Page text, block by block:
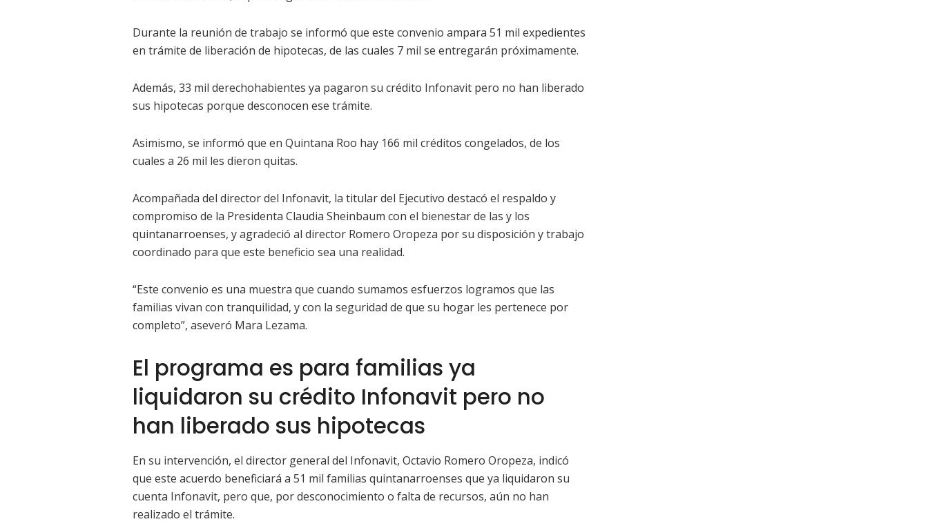
Durante la reunión de trabajo se informó que este convenio ampara 51 mil expedientes
en trámite de liberación de hipotecas, de las cuales 7 mil se entregarán próximamente.
Además, 33 mil derechohabientes ya pagaron su crédito Infonavit pero no han liberado
sus hipotecas porque desconocen ese trámite.
Asimismo, se informó que en Quintana Roo hay 166 mil créditos congelados, de los
cuales a 26 mil les dieron quitas.
Acompañada del director del Infonavit, la titular del Ejecutivo destacó el respaldo y
compromiso de la Presidenta Claudia Sheinbaum con el bienestar de las y los
quintanarroenses, y agradeció al director Romero Oropeza por su disposición y trabajo
coordinado para que este beneficio sea una realidad.
“Este convenio es una muestra que cuando sumamos esfuerzos logramos que las
familias vivan con tranquilidad, y con la seguridad de que su hogar les pertenece por
completo”, aseveró Mara Lezama.
El programa es para familias ya
liquidaron su crédito Infonavit pero no
han liberado sus hipotecas
En su intervención, el director general del Infonavit, Octavio Romero Oropeza, indicó
que este acuerdo beneficiará a 51 mil familias quintanarroenses que ya liquidaron su
cuenta Infonavit, pero que, por desconocimiento o falta de recursos, aún no han
realizado el trámite.